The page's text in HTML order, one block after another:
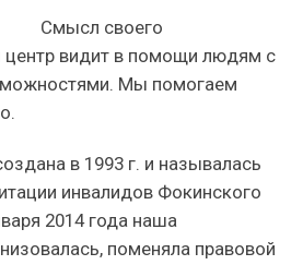
Смысл своего
центр видит в помощи людям с
Мы помогаем
в 1993 г. и называлась
инвалидов Фокинского
2014 года наша
поменяла правовой